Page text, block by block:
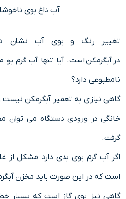
آب داغ بوی
تغییر رنگ و بوی آب نشان
در آبگرمکن است. آیا تنها آب گرم
نامطبوعی دارد؟
گاهی نیازی به تعمیر آبگرمکن
خانگی در ورودی دستگاه می توان
گرفت.
اگر آب گرم بوی بدی دارد مشکل از
است که در این صورت باید مخزن
گاهی نیز بوی گاز است که بسیار